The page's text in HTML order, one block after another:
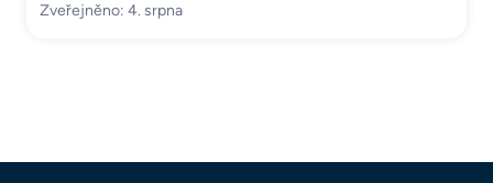
Zveřejněno: 4. srpna